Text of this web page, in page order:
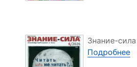
Знание-сила
Подробнее